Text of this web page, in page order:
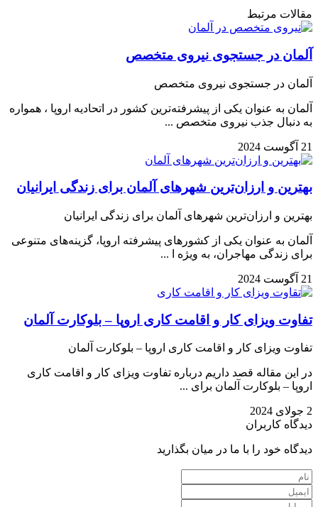
مقالات مرتبط
آلمان در جستجوی نیروی متخصص
آلمان در جستجوی نیروی متخصص
آلمان به عنوان یکی از پیشرفته‌ترین کشور در اتحادیه اروپا ، همواره
به دنبال جذب نیروی متخصص ...
21 آگوست 2024
بهترین و ارزان‌ترین شهرهای آلمان برای زندگی ایرانیان
بهترین و ارزان‌ترین شهرهای آلمان برای زندگی ایرانیان
آلمان به عنوان یکی از کشورهای پیشرفته اروپا، گزینه‌های متنوعی
برای زندگی مهاجران، به ویژه ا ...
21 آگوست 2024
تفاوت ویزای کار و اقامت کاری اروپا – بلوکارت آلمان
تفاوت ویزای کار و اقامت کاری اروپا – بلوکارت آلمان
در این مقاله قصد داریم درباره تفاوت ویزای کار و اقامت کاری
اروپا – بلوکارت آلمان برای ...
2 جولای 2024
دیدگاه کاربران
دیدگاه خود را با ما در میان بگذارید